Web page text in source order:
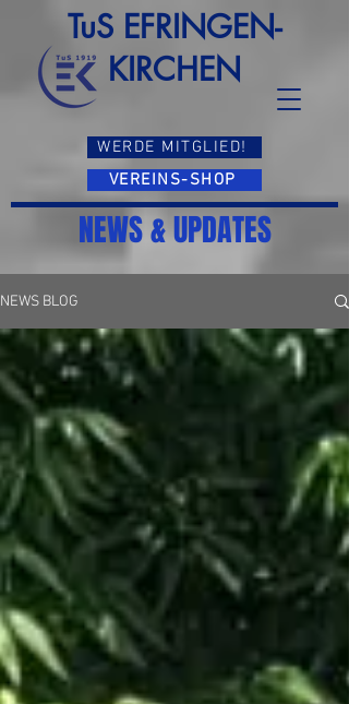
TuS EFRINGEN-
KIRCHEN
WERDE MITGLIED!
VEREINS-SHOP
NEWS & UPDATES
NEWS BLOG